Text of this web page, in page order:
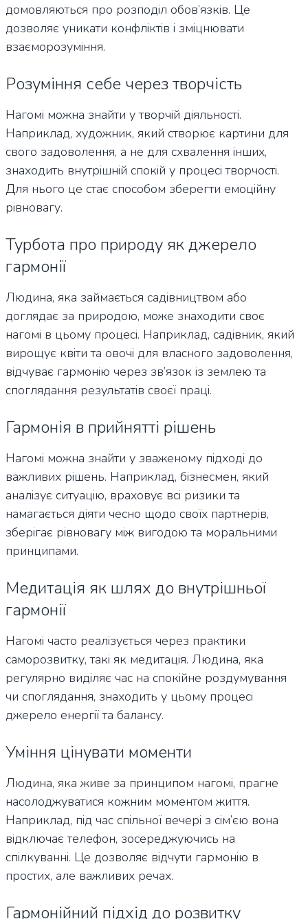
домовляються про розподіл обов’язків. Це
дозволяє уникати конфліктів і зміцнювати
взаєморозуміння.
Розуміння себе через творчість
Нагомі можна знайти у творчій діяльності.
Наприклад, художник, який створює картини для
свого задоволення, а не для схвалення інших,
знаходить внутрішній спокій у процесі творчості.
Для нього це стає способом зберегти емоційну
рівновагу.
Турбота про природу як джерело
гармонії
Людина, яка займається садівництвом або
доглядає за природою, може знаходити своє
нагомі в цьому процесі. Наприклад, садівник, який
вирощує квіти та овочі для власного задоволення,
відчуває гармонію через зв’язок із землею та
споглядання результатів своєї праці.
Гармонія в прийнятті рішень
Нагомі можна знайти у зваженому підході до
важливих рішень. Наприклад, бізнесмен, який
аналізує ситуацію, враховує всі ризики та
намагається діяти чесно щодо своїх партнерів,
зберігає рівновагу між вигодою та моральними
принципами.
Медитація як шлях до внутрішньої
гармонії
Нагомі часто реалізується через практики
саморозвитку, такі як медитація. Людина, яка
регулярно виділяє час на спокійне роздумування
чи споглядання, знаходить у цьому процесі
джерело енергії та балансу.
Уміння цінувати моменти
Людина, яка живе за принципом нагомі, прагне
насолоджуватися кожним моментом життя.
Наприклад, під час спільної вечері з сім’єю вона
відключає телефон, зосереджуючись на
спілкуванні. Це дозволяє відчути гармонію в
простих, але важливих речах.
Гармонійний підхід до розвитку